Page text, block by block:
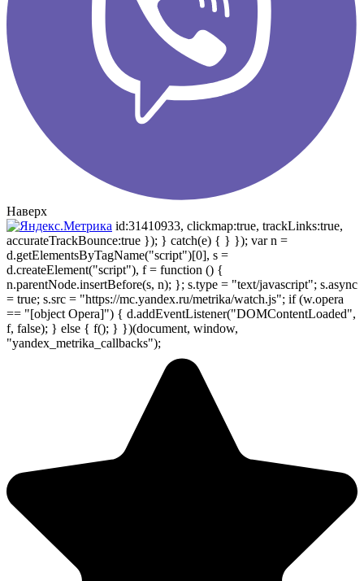
Наверх
id:31410933, clickmap:true, trackLinks:true,
accurateTrackBounce:true }); } catch(e) { } }); var n =
d.getElementsByTagName("script")[0], s =
d.createElement("script"), f = function () {
n.parentNode.insertBefore(s, n); }; s.type = "text/javascript"; s.async
= true; s.src = "https://mc.yandex.ru/metrika/watch.js"; if (w.opera
== "[object Opera]") { d.addEventListener("DOMContentLoaded",
f, false); } else { f(); } })(document, window,
"yandex_metrika_callbacks");